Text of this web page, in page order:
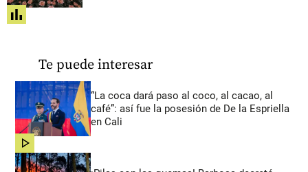
share
Te puede interesar
“La coca dará paso al coco, al cacao, al
café”: así fue la posesión de De la Espriella
en Cali
share